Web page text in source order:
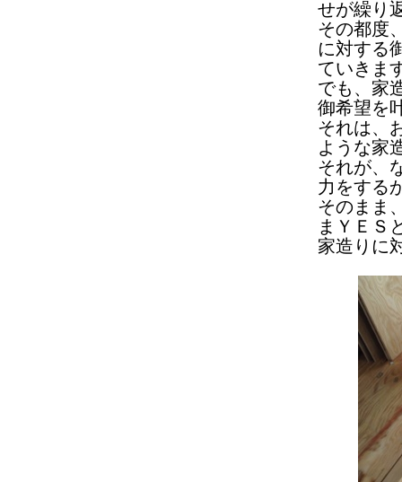
せが繰り
その都度
に対する
ていきま
でも、家
御希望を
それは、
ような家
それが、
力をする
そのまま
まＹＥＳ
家造りに